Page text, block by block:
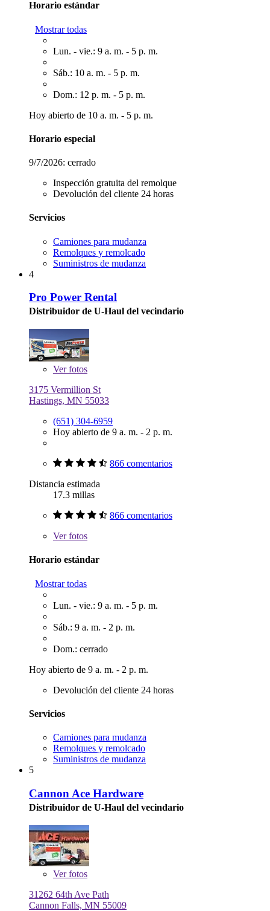
Horario estándar
Mostrar todas
Lun. - vie.: 9 a. m. - 5 p. m.
Sáb.: 10 a. m. - 5 p. m.
Dom.: 12 p. m. - 5 p. m.
Hoy abierto de 10 a. m. - 5 p. m.
Horario especial
9/7/2026: cerrado
Inspección gratuita del remolque
Devolución del cliente 24 horas
Servicios
Camiones para mudanza
Remolques y remolcado
Suministros de mudanza
4
Pro Power Rental
Distribuidor de U-Haul del vecindario
Verfotos
3175 Vermillion St
Hastings, MN 55033
(651) 304-6959
Hoy abierto de 9 a. m. - 2 p. m.
866 comentarios
Distancia estimada
17.3 millas
866 comentarios
Verfotos
Horario estándar
Mostrar todas
Lun. - vie.: 9 a. m. - 5 p. m.
Sáb.: 9 a. m. - 2 p. m.
Dom.: cerrado
Hoy abierto de 9 a. m. - 2 p. m.
Devolución del cliente 24 horas
Servicios
Camiones para mudanza
Remolques y remolcado
Suministros de mudanza
5
Cannon Ace Hardware
Distribuidor de U-Haul del vecindario
Verfotos
31262 64th Ave Path
Cannon Falls, MN 55009